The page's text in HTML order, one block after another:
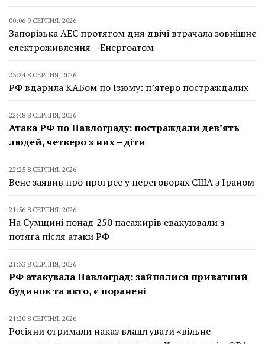
00:06 9 СЕРПНЯ, 2026
Запорізька АЕС протягом дня двічі втрачала зовнішнє
електроживлення – Енергоатом
23:24 8 СЕРПНЯ, 2026
РФ вдарила КАБом по Ізюму: п’ятеро постраждалих
22:48 8 СЕРПНЯ, 2026
Атака РФ по Павлограду: постраждали дев’ять
людей, четверо з них – діти
22:25 8 СЕРПНЯ, 2026
Венс заявив про прогрес у переговорах США з Іраном
21:56 8 СЕРПНЯ, 2026
На Сумщині понад 250 пасажирів евакуювали з
потяга після атаки РФ
21:33 8 СЕРПНЯ, 2026
РФ атакувала Павлоград: зайнялися приватний
будинок та авто, є поранені
21:20 8 СЕРПНЯ, 2026
Росіяни отримали наказ влаштувати «вільне